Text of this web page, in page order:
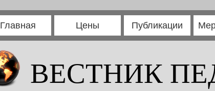
Главная Цены Публикации
ВЕСТНИК